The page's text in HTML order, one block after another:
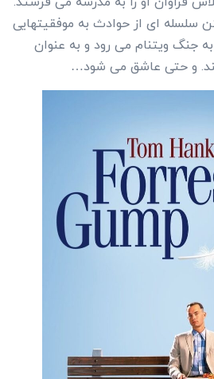
سلسله ای از حوادث به موفقیتهایی
جنگ ویتنام می رود و به عنوان
و حتی عاشق می شود…